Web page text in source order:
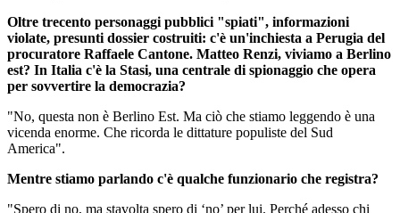
Oltre trecento personaggi pubblici "spiati", informazioni
violate, presunti dossier costruiti: c'è un'inchiesta a Perugia del
procuratore Raffaele Cantone. Matteo Renzi, viviamo a Berlino
est? In Italia c'è la Stasi, una centrale di spionaggio che opera
per sovvertire la democrazia?
"No, questa non è Berlino Est. Ma ciò che stiamo leggendo è una
vicenda enorme. Che ricorda le dittature populiste del Sud
America".
Mentre stiamo parlando c'è qualche funzionario che registra?
"Spero di no, ma stavolta spero di ‘no’ per lui. Perché adesso chi